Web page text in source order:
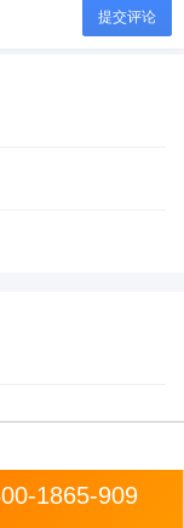
提交评论
1865-909